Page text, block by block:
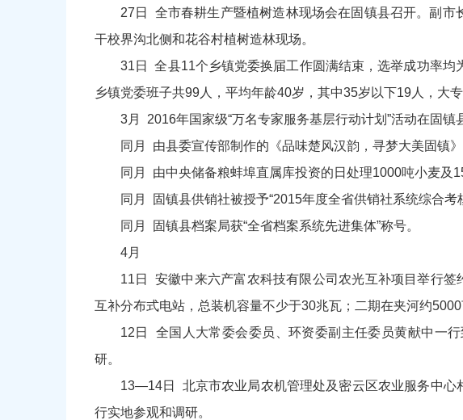
27日 全市春耕生产暨植树造林现场会在固镇县召开。副
干校界沟北侧和花谷村植树造林现场。
31日 全县11个乡镇党委换届工作圆满结束，选举成功率均
乡镇党委班子共99人，平均年龄40岁，其中35岁以下19人，大
3月 2016年国家级“万名专家服务基层行动计划”活动在固镇
同月 由县委宣传部制作的《品味楚风汉韵，寻梦大美固镇
同月 由中央储备粮蚌埠直属库投资的日处理1000吨小麦及
同月 固镇县供销社被授予“2015年度全省供销社系统综合考
同月 固镇县档案局获“全省档案系统先进集体”称号。
4月
11日 安徽中来六产富农科技有限公司农光互补项目举行
互补分布式电站，总装机容量不少于30兆瓦；二期在夹河约
12日 全国人大常委会委员、环资委副主任委员黄献中一
研。
13—14日 北京市农业局农机管理处及密云区农业服务中心
行实地参观和调研。